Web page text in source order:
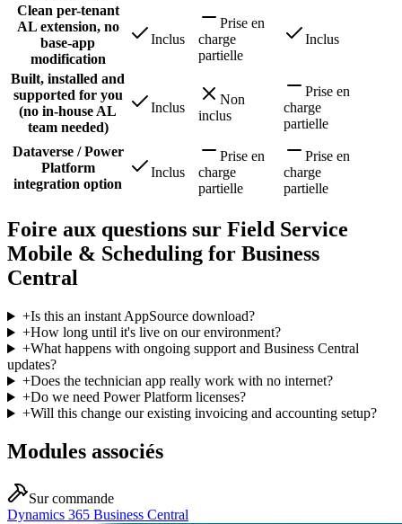
Clean per-tenant
AL extension, no
base-app
modification
Inclus
Prise en
charge
partielle
Inclus
Built, installed and
supported for you
(no in-house AL
team needed)
Inclus
Non
inclus
Prise en
charge
partielle
Dataverse / Power
Platform
integration option
Inclus
Prise en
charge
partielle
Prise en
charge
partielle
Foire aux questions sur Field Service
Mobile & Scheduling for Business
Central
+Is this an instant AppSource download?
+How long until it's live on our environment?
+What happens with ongoing support and Business Central
updates?
+Does the technician app really work with no internet?
+Do we need Power Platform licenses?
+Will this change our existing invoicing and accounting setup?
Modules associés
Sur commande
Dynamics 365 Business Central